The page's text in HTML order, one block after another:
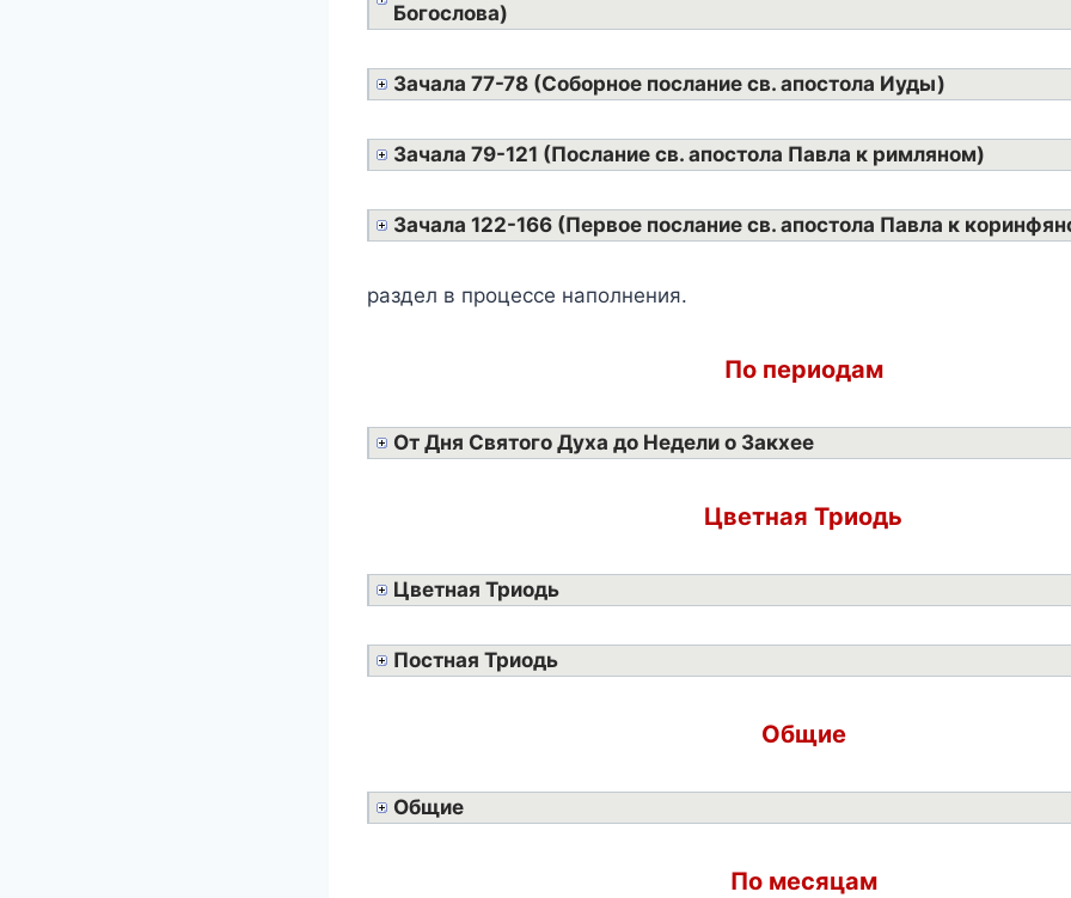
Богослова)
Зачала 77-78 (Cоборное послание св. апостола Иуды)
Зачала 79-121 (Послание св. апостола Павла к римляном)
Зачала 122-166 (Первое послание св. апостола Павла к
раздел в процессе наполнения.
По периодам
От Дня Святого Духа до Недели о Закхее
Цветная Триодь
Цветная Триодь
Постная Триодь
Общие
Общие
По месяцам